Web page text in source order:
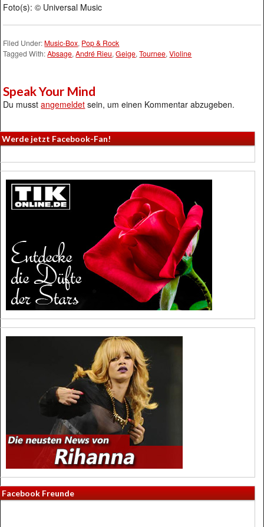
Foto(s): © Universal Music
Filed Under: Music-Box, Pop & Rock
Tagged With:Absage,André Rieu,Geige,Tournee,Violine
Speak Your Mind
Du musstangemeldet sein, um einen Kommentar abzugeben.
Werde jetzt Facebook-Fan!
Facebook Freunde